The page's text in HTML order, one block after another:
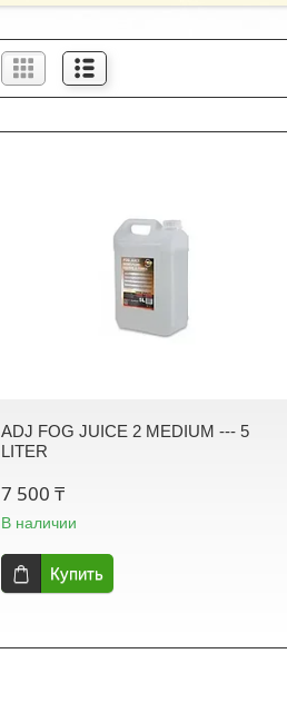
ADJ FOG JUICE 2 MEDIUM --- 5
LITER
7 500 ₸
В наличии
Купить